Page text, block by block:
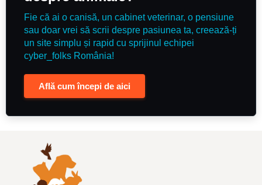
Fie că ai o canisă, un cabinet veterinar, o pensiune
sau doar vrei să scrii despre pasiunea ta, creează-ți
un site simplu și rapid cu sprijinul echipei
cyber_folks România!
Află cum începi de aici